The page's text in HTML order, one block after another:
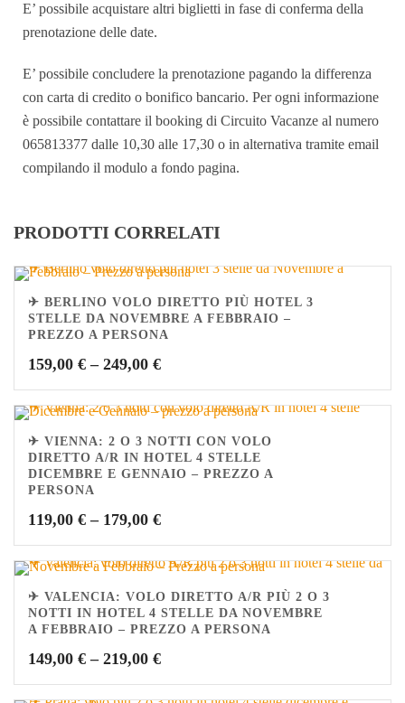
E’ possibile acquistare altri biglietti in fase di conferma della
prenotazione delle date.
E’ possibile concludere la prenotazione pagando la differenza
con carta di credito o bonifico bancario. Per ogni informazione
è possibile contattare il booking di Circuito Vacanze al numero
065813377 dalle 10,30 alle 17,30 o in alternativa tramite email
compilando il modulo a fondo pagina.
PRODOTTI CORRELATI
✈ BERLINO VOLO DIRETTO PIÙ HOTEL 3
STELLE DA NOVEMBRE A FEBBRAIO –
PREZZO A PERSONA
159,00 € – 249,00 €
✈ VIENNA: 2 O 3 NOTTI CON VOLO
DIRETTO A/R IN HOTEL 4 STELLE
DICEMBRE E GENNAIO – PREZZO A
PERSONA
119,00 € – 179,00 €
✈ VALENCIA: VOLO DIRETTO A/R PIÙ 2 O 3
NOTTI IN HOTEL 4 STELLE DA NOVEMBRE
A FEBBRAIO – PREZZO A PERSONA
149,00 € – 219,00 €